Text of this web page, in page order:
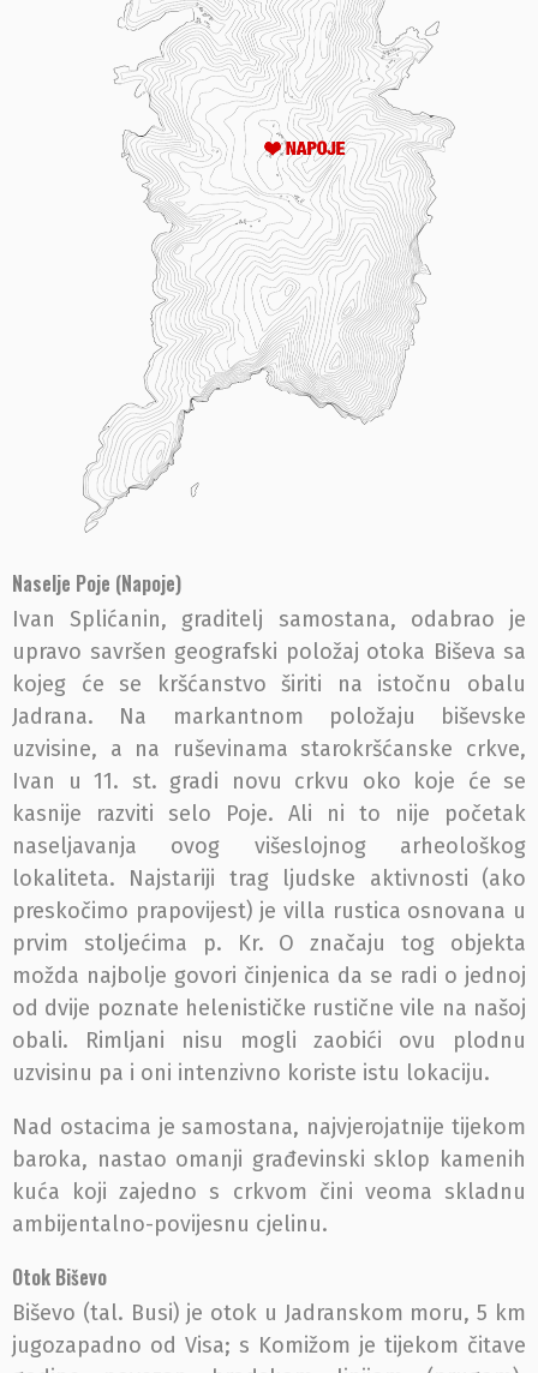
Naselje Poje (Napoje)
Ivan Splićanin, graditelj samostana, odabrao je
upravo savršen geografski položaj otoka Biševa sa
kojeg će se kršćanstvo širiti na istočnu obalu
Jadrana. Na markantnom položaju biševske
uzvisine, a na ruševinama starokršćanske crkve,
Ivan u 11. st. gradi novu crkvu oko koje će se
kasnije razviti selo Poje. Ali ni to nije početak
naseljavanja ovog višeslojnog arheološkog
lokaliteta. Najstariji trag ljudske aktivnosti (ako
preskočimo prapovijest) je villa rustica osnovana u
prvim stoljećima p. Kr. O značaju tog objekta
možda najbolje govori činjenica da se radi o jednoj
od dvije poznate helenističke rustične vile na našoj
obali. Rimljani nisu mogli zaobići ovu plodnu
uzvisinu pa i oni intenzivno koriste istu lokaciju.
Nad ostacima je samostana, najvjerojatnije tijekom
baroka, nastao omanji građevinski sklop kamenih
kuća koji zajedno s crkvom čini veoma skladnu
ambijentalno-povijesnu cjelinu.
Otok Biševo
Biševo (tal. Busi) je otok u Jadranskom moru, 5 km
jugozapadno od Visa; s Komižom je tijekom čitave